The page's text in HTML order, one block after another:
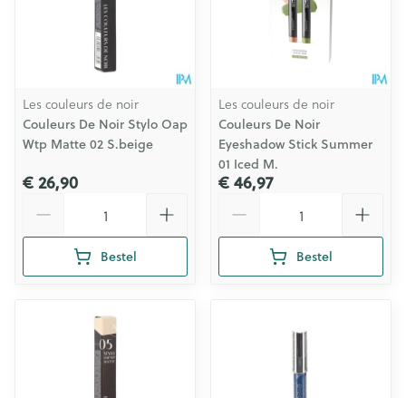
Les couleurs de noir
Couleurs De Noir Stylo Oap
Wtp Matte 02 S.beige
€ 26,90
Bestel
Les couleurs de noir
Couleurs De Noir
Eyeshadow Stick Summer
01 Iced M.
€ 46,97
Bestel